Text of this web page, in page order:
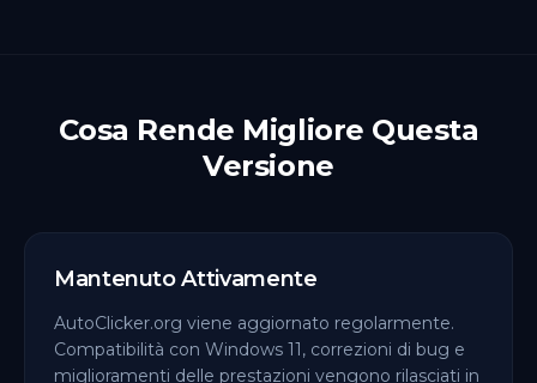
Cosa Rende Migliore Questa
Versione
Mantenuto Attivamente
AutoClicker.org viene aggiornato regolarmente.
Compatibilità con Windows 11, correzioni di bug e
miglioramenti delle prestazioni vengono rilasciati in